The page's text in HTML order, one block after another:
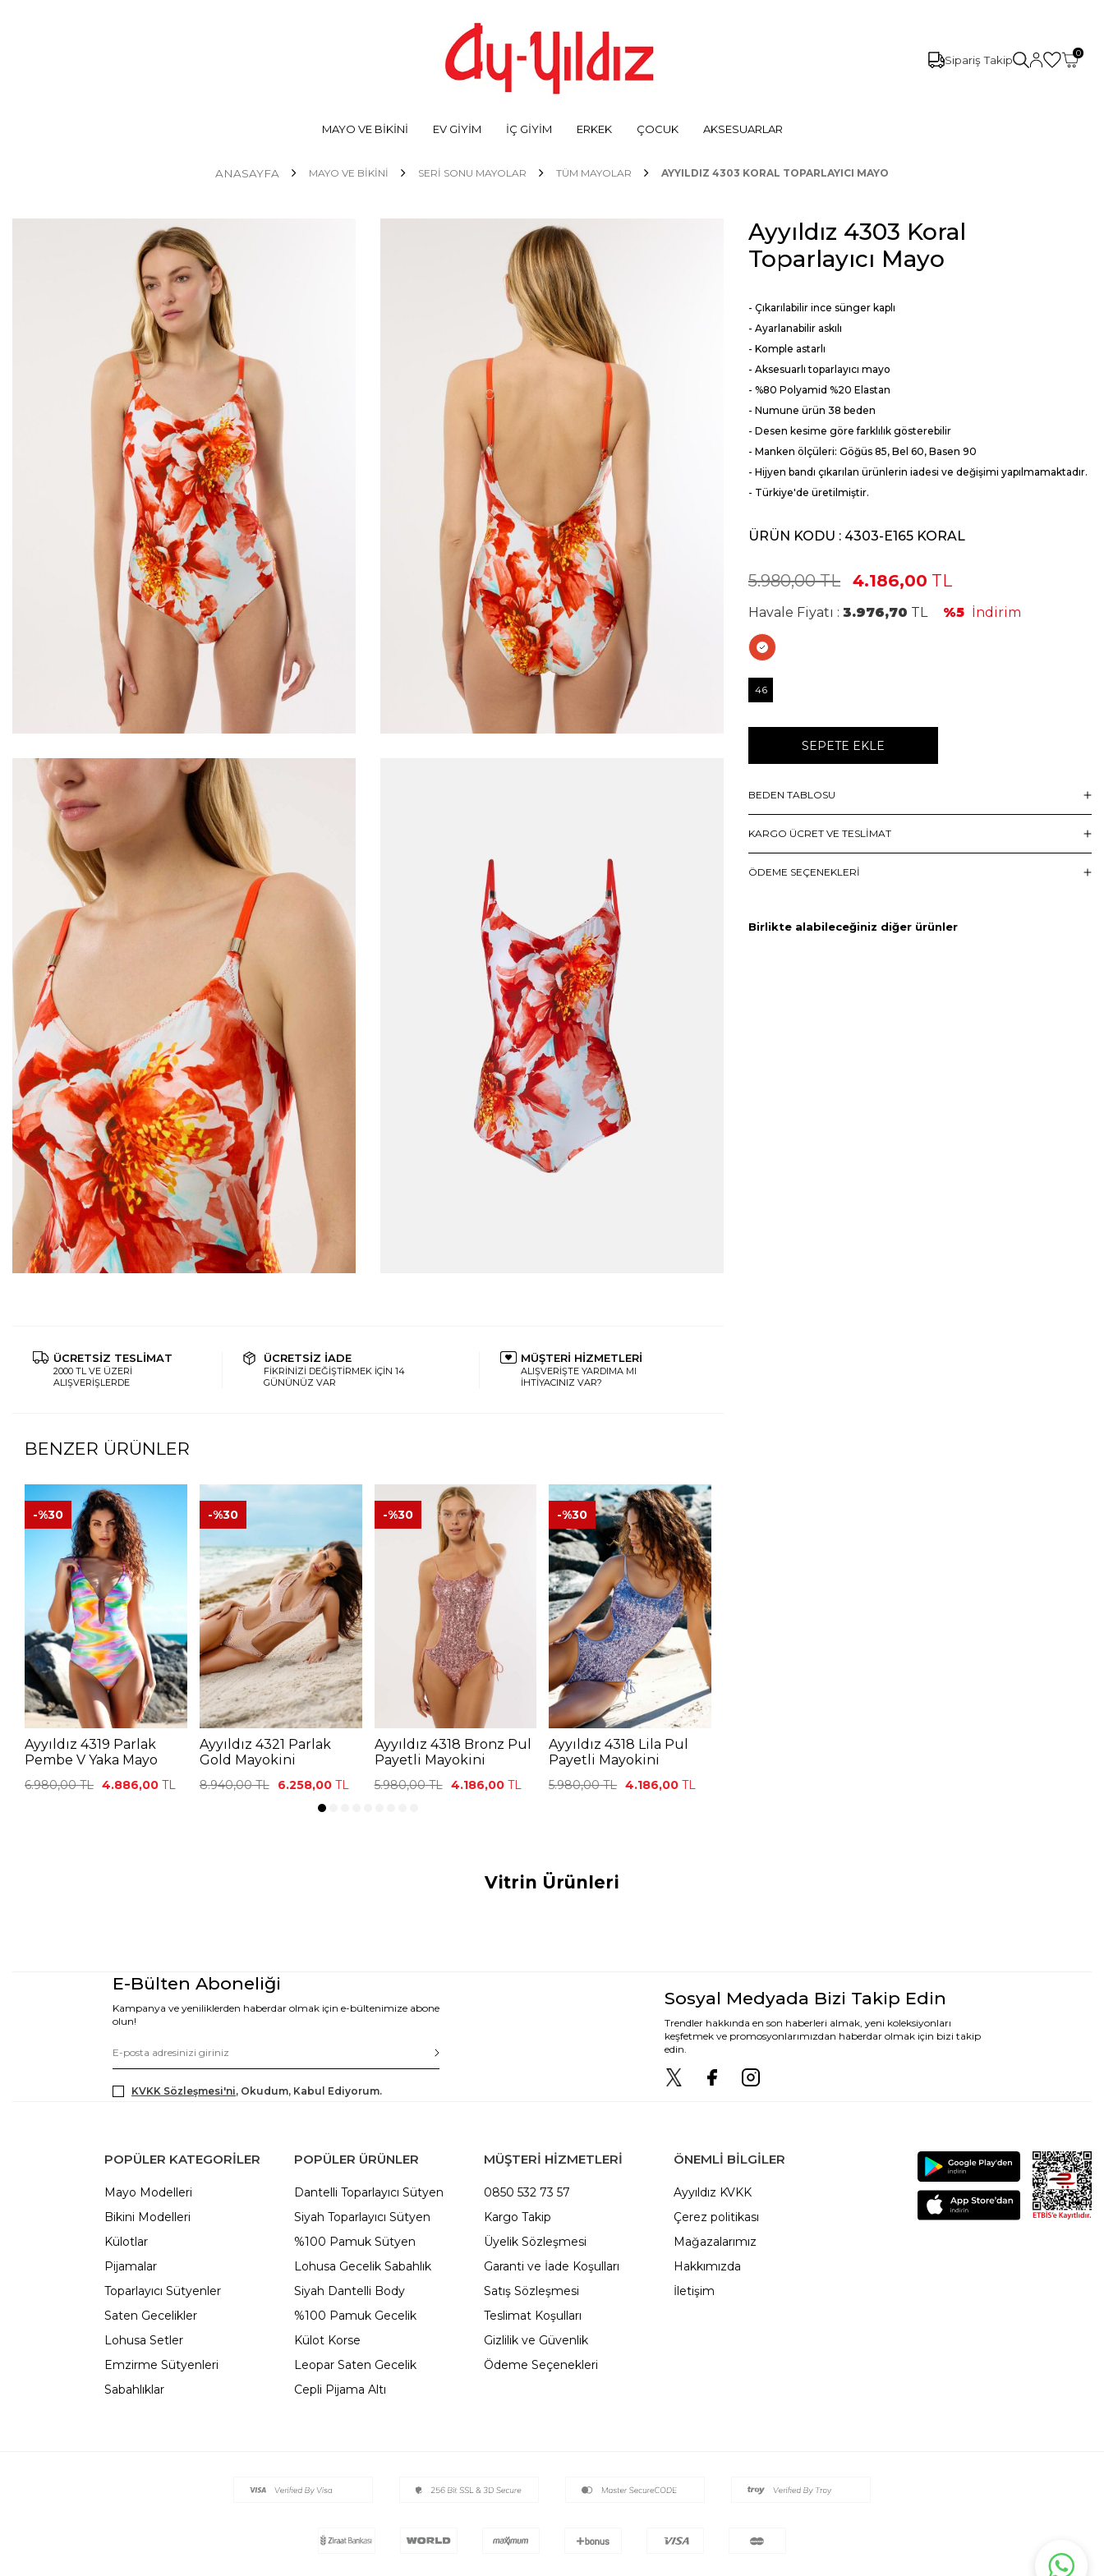
Sipariş Takip
0
MAYO VE BİKİNİ EV GİYİM İÇ GİYİM ERKEK ÇOCUK AKSESUARLAR
ANASAYFA MAYO VE BİKİNİ SERİ SONU MAYOLAR TÜM MAYOLAR AYYILDIZ 4303 KORAL TOPARLAYICI MAYO
ÜCRETSİZ TESLİMAT
2000 TL VE ÜZERİ
ALIŞVERİŞLERDE
ÜCRETSİZ İADE
FİKRİNİZİ DEĞİŞTİRMEK İÇİN 14
GÜNÜNÜZ VAR
MÜŞTERİ HİZMETLERİ
ALIŞVERİŞTE YARDIMA MI
İHTİYACINIZ VAR?
BENZER ÜRÜNLER
-%30
Ayyıldız 4319 Parlak
Pembe V Yaka Mayo
6.980,00TL 4.886,00 TL
-%30
Ayyıldız 4321 Parlak
Gold Mayokini
8.940,00TL 6.258,00TL
-%30
Ayyıldız 4318 Bronz Pul
Payetli Mayokini
5.980,00TL 4.186,00TL
-%30
Ayyıldız 4318 Lila Pul
Payetli Mayokini
5.980,00TL 4.186,00 TL
Ayyıldız 4303 Koral
Toparlayıcı Mayo
- Çıkarılabilir ince sünger kaplı
- Ayarlanabilir askılı
- Komple astarlı
- Aksesuarlı toparlayıcı mayo
- %80 Polyamid %20 Elastan
- Numune ürün 38 beden
- Desen kesime göre farklılık gösterebilir
- Manken ölçüleri: Göğüs 85, Bel 60, Basen 90
- Hijyen bandı çıkarılan ürünlerin iadesi ve değişimi yapılmamaktadır.
- Türkiye'de üretilmiştir.
ÜRÜN KODU : 4303-E165 KORAL
5.980,00TL 4.186,00 TL
Havale Fiyatı : 3.976,70 TL %5 İndirim
46
SEPETE EKLE
BEDEN TABLOSU
KARGO ÜCRET VE TESLİMAT
ÖDEME SEÇENEKLERI
Birlikte alabileceğiniz diğer ürünler
Vitrin Ürünleri
E-Bülten Aboneliği
Kampanya ve yeniliklerden haberdar olmak için e-bültenimize abone
olun!
KVKK Sözleşmesi'ni, Okudum, Kabul Ediyorum.
Sosyal Medyada Bizi Takip Edin
Trendler hakkında en son haberleri almak, yeni koleksiyonları
keşfetmek ve promosyonlarımızdan haberdar olmak için bizi takip
edin.
POPÜLER KATEGORILER
Mayo Modelleri
Bikini Modelleri
Külotlar
Pijamalar
Toparlayıcı Sütyenler
Saten Gecelikler
Lohusa Setler
Emzirme Sütyenleri
Sabahlıklar
POPÜLER ÜRÜNLER
Dantelli Toparlayıcı Sütyen
Siyah Toparlayıcı Sütyen
%100 Pamuk Sütyen
Lohusa Gecelik Sabahlık
Siyah Dantelli Body
%100 Pamuk Gecelik
Külot Korse
Leopar Saten Gecelik
Cepli Pijama Altı
MÜŞTERİ HİZMETLERİ
0850 532 73 57
Kargo Takip
Üyelik Sözleşmesi
Garanti ve İade Koşulları
Satış Sözleşmesi
Teslimat Koşulları
Gizlilik ve Güvenlik
Ödeme Seçenekleri
ÖNEMLI BILGILER
Ayyıldız KVKK
Çerez politikası
Mağazalarımız
Hakkımızda
İletişim